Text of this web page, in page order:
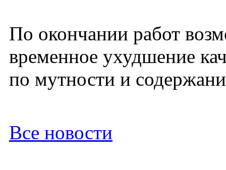
По окончании работ
временное ухудшение
по мутности и
Все новости